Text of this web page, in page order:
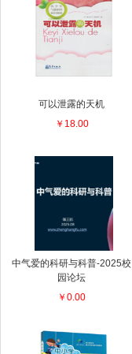
可以泄露的天机
￥18.00
中气爱的科研与科普-2025校
园论坛
￥0.00